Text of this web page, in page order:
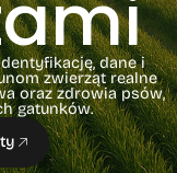
dane i
zwierząt realne
oraz zdrowia psów,
gatunków.